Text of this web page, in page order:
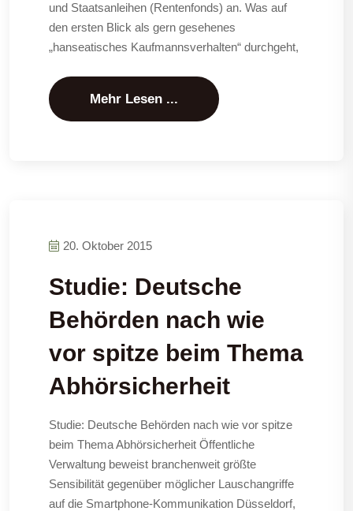
und Staatsanleihen (Rentenfonds) an. Was auf
den ersten Blick als gern gesehenes
„hanseatisches Kaufmannsverhalten“ durchgeht,
Mehr Lesen ...
20. Oktober 2015
Studie: Deutsche
Behörden nach wie
vor spitze beim Thema
Abhörsicherheit
Studie: Deutsche Behörden nach wie vor spitze
beim Thema Abhörsicherheit Öffentliche
Verwaltung beweist branchenweit größte
Sensibilität gegenüber möglicher Lauschangriffe
auf die Smartphone-Kommunikation Düsseldorf,